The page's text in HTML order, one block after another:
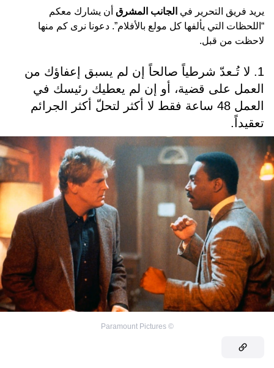
يريد فريق التحرير في الجانب المشرق أن يشارك معكم
“اللحظات التي يألفها كل مولع بالأفلام”. دعونا نرى كم منها
لاحظت من قبل.
1. لا تُـعدّ شرطياً صالحاً إن لم يسبق إعفاؤك من
العمل على قضية، أو إن لم يعطيك رئيسك في
العمل 48 ساعة فقط لا أكثر لتحلّ أكثر الجرائم
تعقيداً.
©
Paramount Pictures